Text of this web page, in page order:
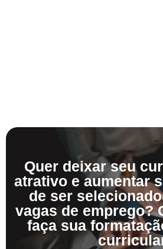
Quer deixar seu
atrativo e aumentar
de ser
vagas de emprego?
faça sua